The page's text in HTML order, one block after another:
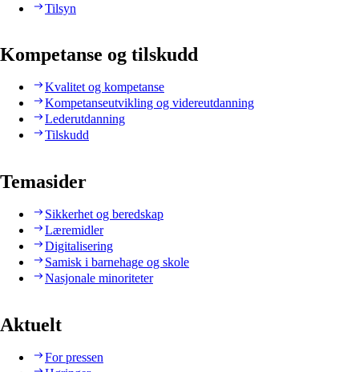
Tilsyn
Kompetanse og tilskudd
Kvalitet og kompetanse
Kompetanseutvikling og videreutdanning
Lederutdanning
Tilskudd
Temasider
Sikkerhet og beredskap
Læremidler
Digitalisering
Samisk i barnehage og skole
Nasjonale minoriteter
Aktuelt
For pressen